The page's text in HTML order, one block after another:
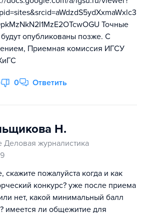
Точные
опубликованы позже. С
Приемная комиссия ИГСУ
0 Ответить
Н.
журналистика
скажите пожалуйста когда и как
конкурс? уже после приема
нет, какой минимальный балл
имеется ли общежитие для